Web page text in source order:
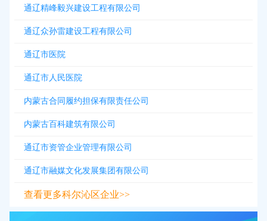
通辽精峰毅兴建设工程有限公司
通辽众孙雷建设工程有限公司
通辽市医院
通辽市人民医院
内蒙古合同履约担保有限责任公司
内蒙古百科建筑有限公司
通辽市资管企业管理有限公司
通辽市融媒文化发展集团有限公司
查看更多科尔沁区企业>>